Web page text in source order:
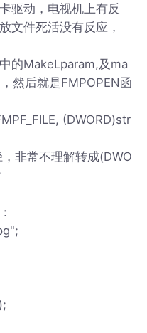
驱动，电视机上有反
文件死活没有反应，
的MakeLparam,及ma
然后就是FMPOPEN函
(DWORD)str
非常不理解转成(DWO